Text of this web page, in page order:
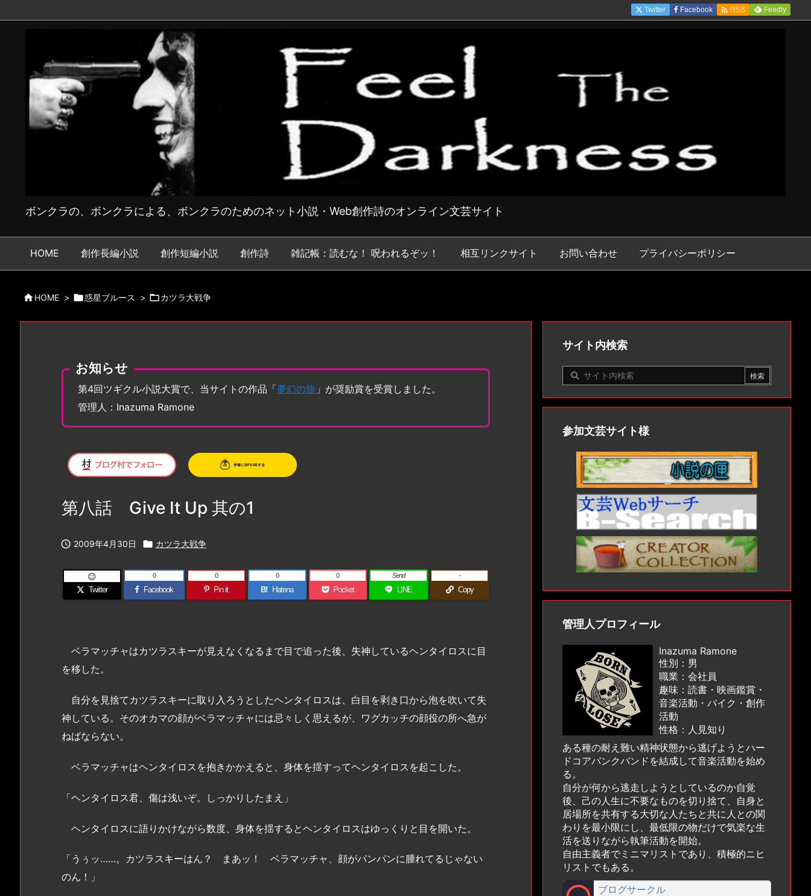
ボンクラの、ボンクラによる、ボンクラのためのネット小説・Web創作詩のオンライン文芸サイト
HOME 創作長編小説 創作短編小説 創作詩 雑記帳：読むな！ 呪われるぞッ！ 相互リンクサイト お問い合わせ プライバシーポリシー
Twitter Facebook  RSS Feedly
HOME > 惑星ブルース > カツラ大戦争
お知らせ
第4回ツギクル小説大賞で、当サイトの作品「夢幻の旅 」が奨励賞を受賞しました。
管理人：Inazuma Ramone
第八話 Give It Up 其の1
 2009年4月30日  カツラ大戦争
Twitter

Facebook
0
Pin it
0
B! Hatena
0
Pocket
0
LINE
Send
Copy
-
ベラマッチャはカツラスキーが見えなくなるまで目で追った後、失神しているヘンタイロスに目
を移した。
自分を見捨てカツラスキーに取り入ろうとしたヘンタイロスは、白目を剥き口から泡を吹いて失
神している。そのオカマの顔がベラマッチャには忌々しく思えるが、ワグカッチの顔役の所へ急が
ねばならない。
ベラマッチャはヘンタイロスを抱きかかえると、身体を揺すってヘンタイロスを起こした。
「ヘンタイロス君、傷は浅いぞ。しっかりしたまえ」
ヘンタイロスに語りかけながら数度、身体を揺するとヘンタイロスはゆっくりと目を開いた。
「うぅッ……。カツラスキーはん？ まあッ！ ベラマッチャ、顔がパンパンに腫れてるじゃない
のん！」
サイト内検索
参加文芸サイト様
管理人プロフィール
Inazuma Ramone
性別：男
職業：会社員
趣味：読書・映画鑑賞・
音楽活動・バイク・創作
活動
性格：人見知り
ある種の耐え難い精神状態から逃げようとハー
ドコアパンクバンドを結成して音楽活動を始め
る。
自分が何から逃走しようとしているのか自覚
後、己の人生に不要なものを切り捨て、自身と
居場所を共有する大切な人たちと共に人との関
わりを最小限にし、最低限の物だけで気楽な生
活を送りながら執筆活動を開始。
自由主義者でミニマリストであり、積極的ニヒ
リストでもある。
ブログサークル